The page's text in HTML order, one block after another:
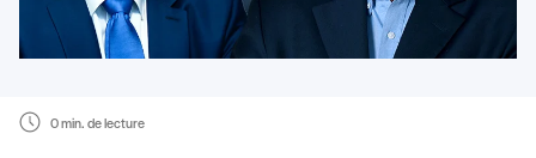
0 min. de lecture